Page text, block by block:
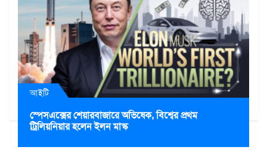
আইটি
স্পেসএক্সের শেয়ারবাজারে অভিষেক, বিশ্বের প্রথম
ট্রিলিয়নিয়ার হলেন ইলন মাস্ক